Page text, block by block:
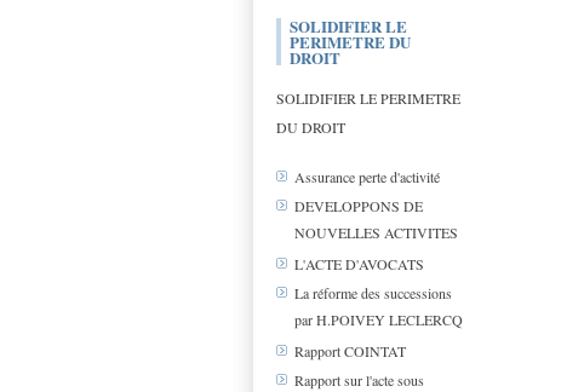
SOLIDIFIER LE
PERIMETRE DU
DROIT
SOLIDIFIER LE PERIMETRE
DU DROIT
Assurance perte d'activité
DEVELOPPONS DE
NOUVELLES ACTIVITES
L'ACTE D'AVOCATS
La réforme des successions
par H.POIVEY LECLERCQ
Rapport COINTAT
Rapport sur l'acte sous